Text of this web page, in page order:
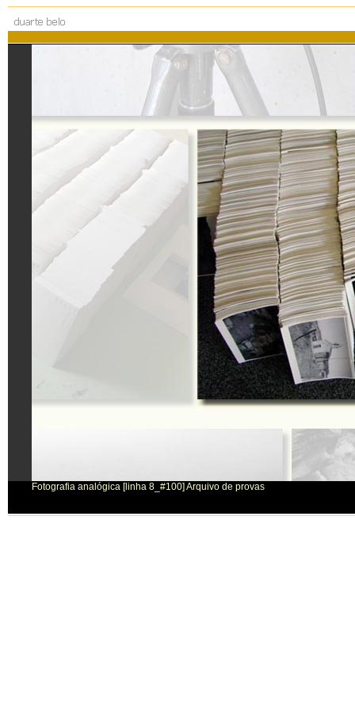
Fotografia analógica [linha 8_#100] Arquivo de provas